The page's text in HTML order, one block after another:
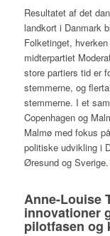
Resultatet af det
landkort i Danmark
Folketinget,
midterpartiet
store partiers tid er
stemmerne, og
stemmerne. I et
Copenhagen og
Malmø med fokus
politiske udvikling i
Øresund og Sverige.
Anne-Louise
innovationer
pilotfasen og